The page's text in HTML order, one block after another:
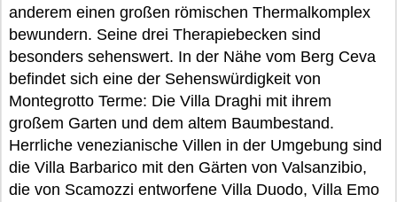
anderem einen großen römischen Thermalkomplex
bewundern. Seine drei Therapiebecken sind
besonders sehenswert. In der Nähe vom Berg Ceva
befindet sich eine der Sehenswürdigkeit von
Montegrotto Terme: Die Villa Draghi mit ihrem
großem Garten und dem altem Baumbestand.
Herrliche venezianische Villen in der Umgebung sind
die Villa Barbarico mit den Gärten von Valsanzibio,
die von Scamozzi entworfene Villa Duodo, Villa Emo